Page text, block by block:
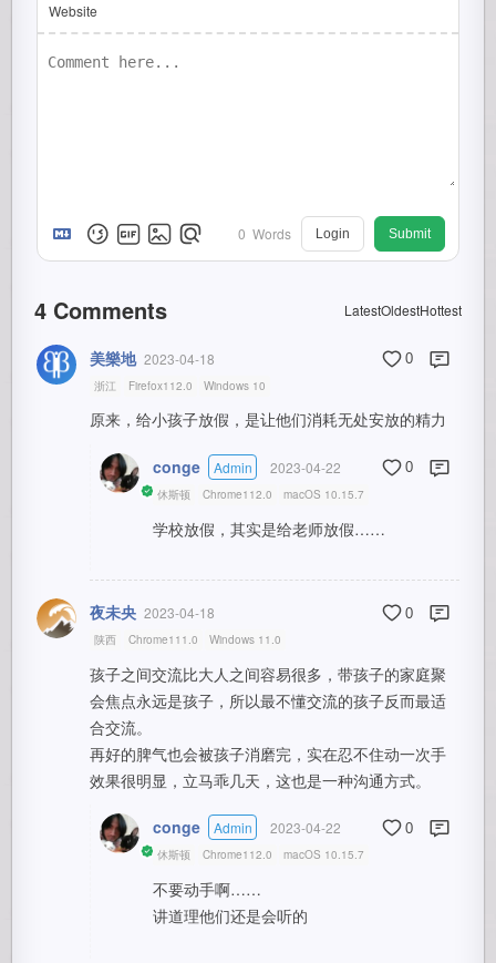
Website
0 Words Login Submit
4 Comments LatestOldestHottest
美樂地 2023-04-18 0
浙江 Firefox112.0 Windows 10
原来，给小孩子放假，是让他们消耗无处安放的精力
conge Admin 2023-04-22 0
休斯顿 Chrome112.0 macOS 10.15.7
学校放假，其实是给老师放假……
夜未央 2023-04-18 0
陕西 Chrome111.0 Windows 11.0
孩子之间交流比大人之间容易很多，带孩子的家庭聚
会焦点永远是孩子，所以最不懂交流的孩子反而最适
合交流。
再好的脾气也会被孩子消磨完，实在忍不住动一次手
效果很明显，立马乖几天，这也是一种沟通方式。
conge Admin 2023-04-22 0
休斯顿 Chrome112.0 macOS 10.15.7
不要动手啊……
讲道理他们还是会听的